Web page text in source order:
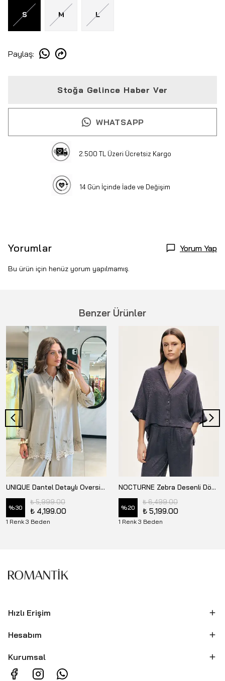
S M L
Paylaş:
Stoğa Gelince Haber Ver
WHATSAPP
2.500 TL Üzeri Ücretsiz Kargo
14 Gün İçinde İade ve Değişim
Yorumlar Yorum Yap
Bu ürün için henüz yorum yapılmamış.
Benzer Ürünler
UNIQUE Dantel Detaylı Oversize Gömlek US267007
%30
₺ 5,999.00
₺ 4,199.00
1 Renk 3 Beden
NOCTURNE Zebra Desenli Dökümlü Gömlek N26YN25240
%20
₺ 6,499.00
₺ 5,199.00
1 Renk 3 Beden
Hızlı Erişim
Hesabım
Kurumsal